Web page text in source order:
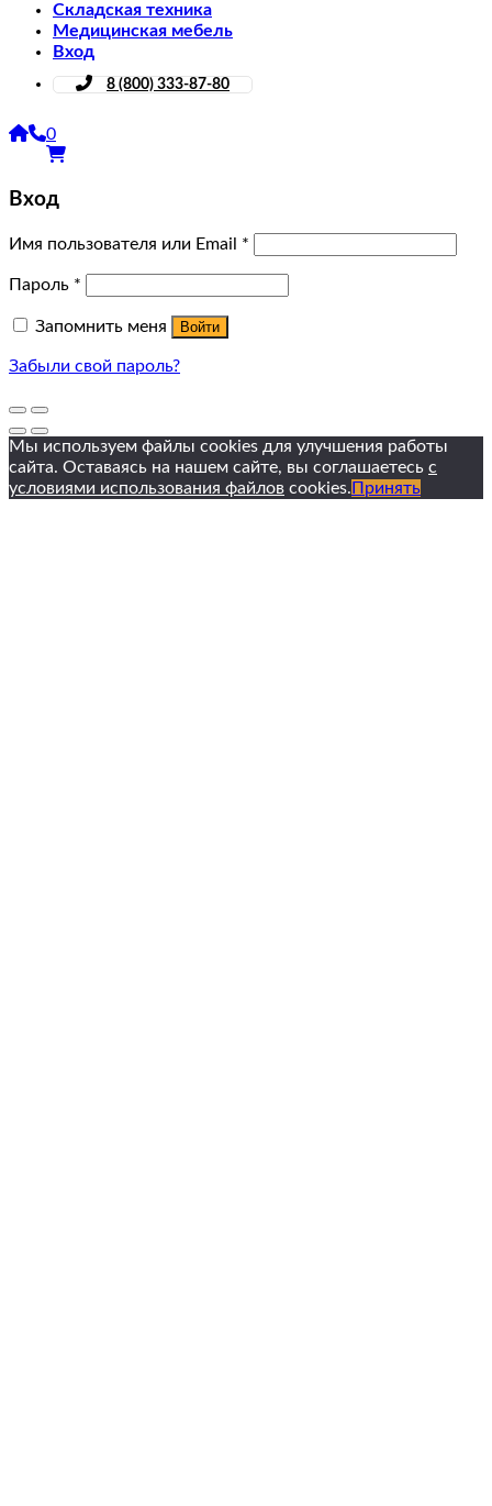
Складская техника
Медицинская мебель
Вход
8 (800) 333-87-80
0
Вход
Имя пользователя или Email *
Пароль *
Запомнить меня Войти
Забыли свой пароль?
Мы используем файлы cookies для улучшения работы
сайта. Оставаясь на нашем сайте, вы соглашаетесь с
условиями использования файлов cookies. Принять